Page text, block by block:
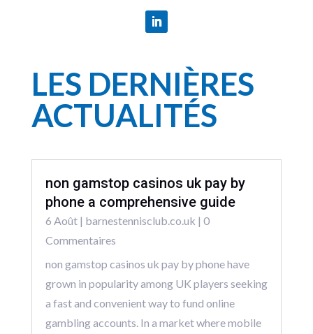
LES DERNIÈRES
ACTUALITÉS
non gamstop casinos uk pay by
phone a comprehensive guide
6 Août| barnestennisclub.co.uk | 0
Commentaires
non gamstop casinos uk pay by phone have
grown in popularity among UK players seeking
a fast and convenient way to fund online
gambling accounts. In a market where mobile